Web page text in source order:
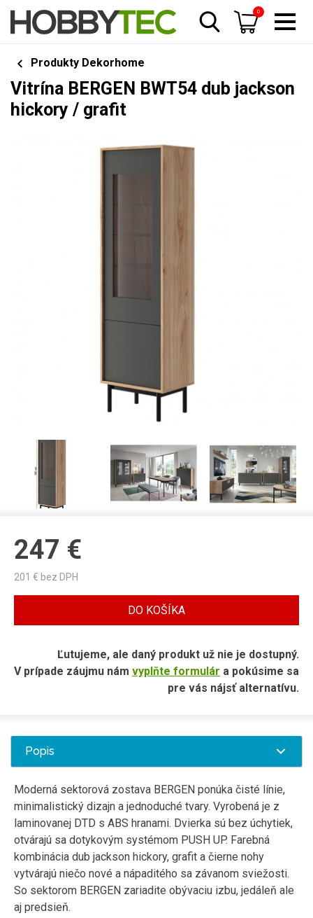
0
Produkty Dekorhome
Vitrína BERGEN BWT54 dub jackson
hickory / grafit
247 €
201 € bez DPH
DO KOŠÍKA
Ľutujeme, ale daný produkt už nie je dostupný.
V prípade záujmu nám vyplňte formulár a pokúsime sa
pre vás nájsť alternatívu.
Popis
Moderná sektorová zostava BERGEN ponúka čisté línie,
minimalistický dizajn a jednoduché tvary. Vyrobená je z
laminovanej DTD s ABS hranami. Dvierka sú bez úchytiek,
otvárajú sa dotykovým systémom PUSH UP. Farebná
kombinácia dub jackson hickory, grafit a čierne nohy
vytvárajú niečo nové a nápaditého sa závanom sviežosti.
So sektorom BERGEN zariadite obývaciu izbu, jedáleň ale
aj predsieň.